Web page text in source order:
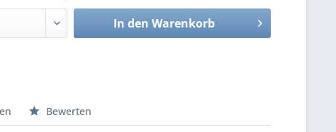
In den Warenkorb
Bewerten